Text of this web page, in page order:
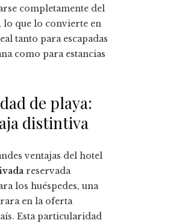
completamente del
que lo convierte en
tanto para escapadas
como para estancias
de playa:
distintiva
ventajas del hotel
reservada
los huéspedes, una
en la oferta
Esta particularidad